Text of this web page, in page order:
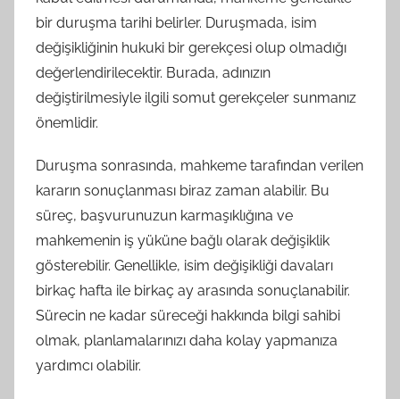
bir duruşma tarihi belirler. Duruşmada, isim
değişikliğinin hukuki bir gerekçesi olup olmadığı
değerlendirilecektir. Burada, adınızın
değiştirilmesiyle ilgili somut gerekçeler sunmanız
önemlidir.
Duruşma sonrasında, mahkeme tarafından verilen
kararın sonuçlanması biraz zaman alabilir. Bu
süreç, başvurunuzun karmaşıklığına ve
mahkemenin iş yüküne bağlı olarak değişiklik
gösterebilir. Genellikle, isim değişikliği davaları
birkaç hafta ile birkaç ay arasında sonuçlanabilir.
Sürecin ne kadar süreceği hakkında bilgi sahibi
olmak, planlamalarınızı daha kolay yapmanıza
yardımcı olabilir.